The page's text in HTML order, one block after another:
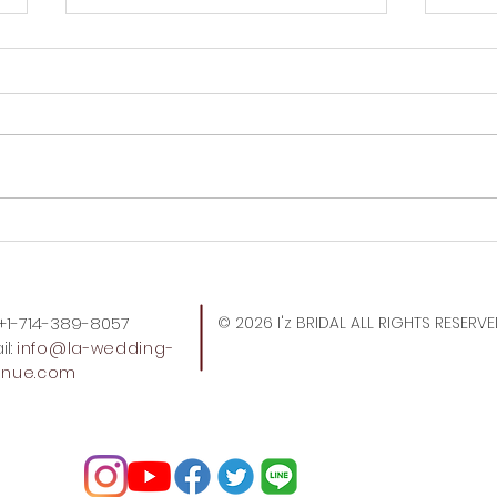
714-389-8057
info@la-wedding-
© 2026 I'z BRIDAL ALL RIGHTS